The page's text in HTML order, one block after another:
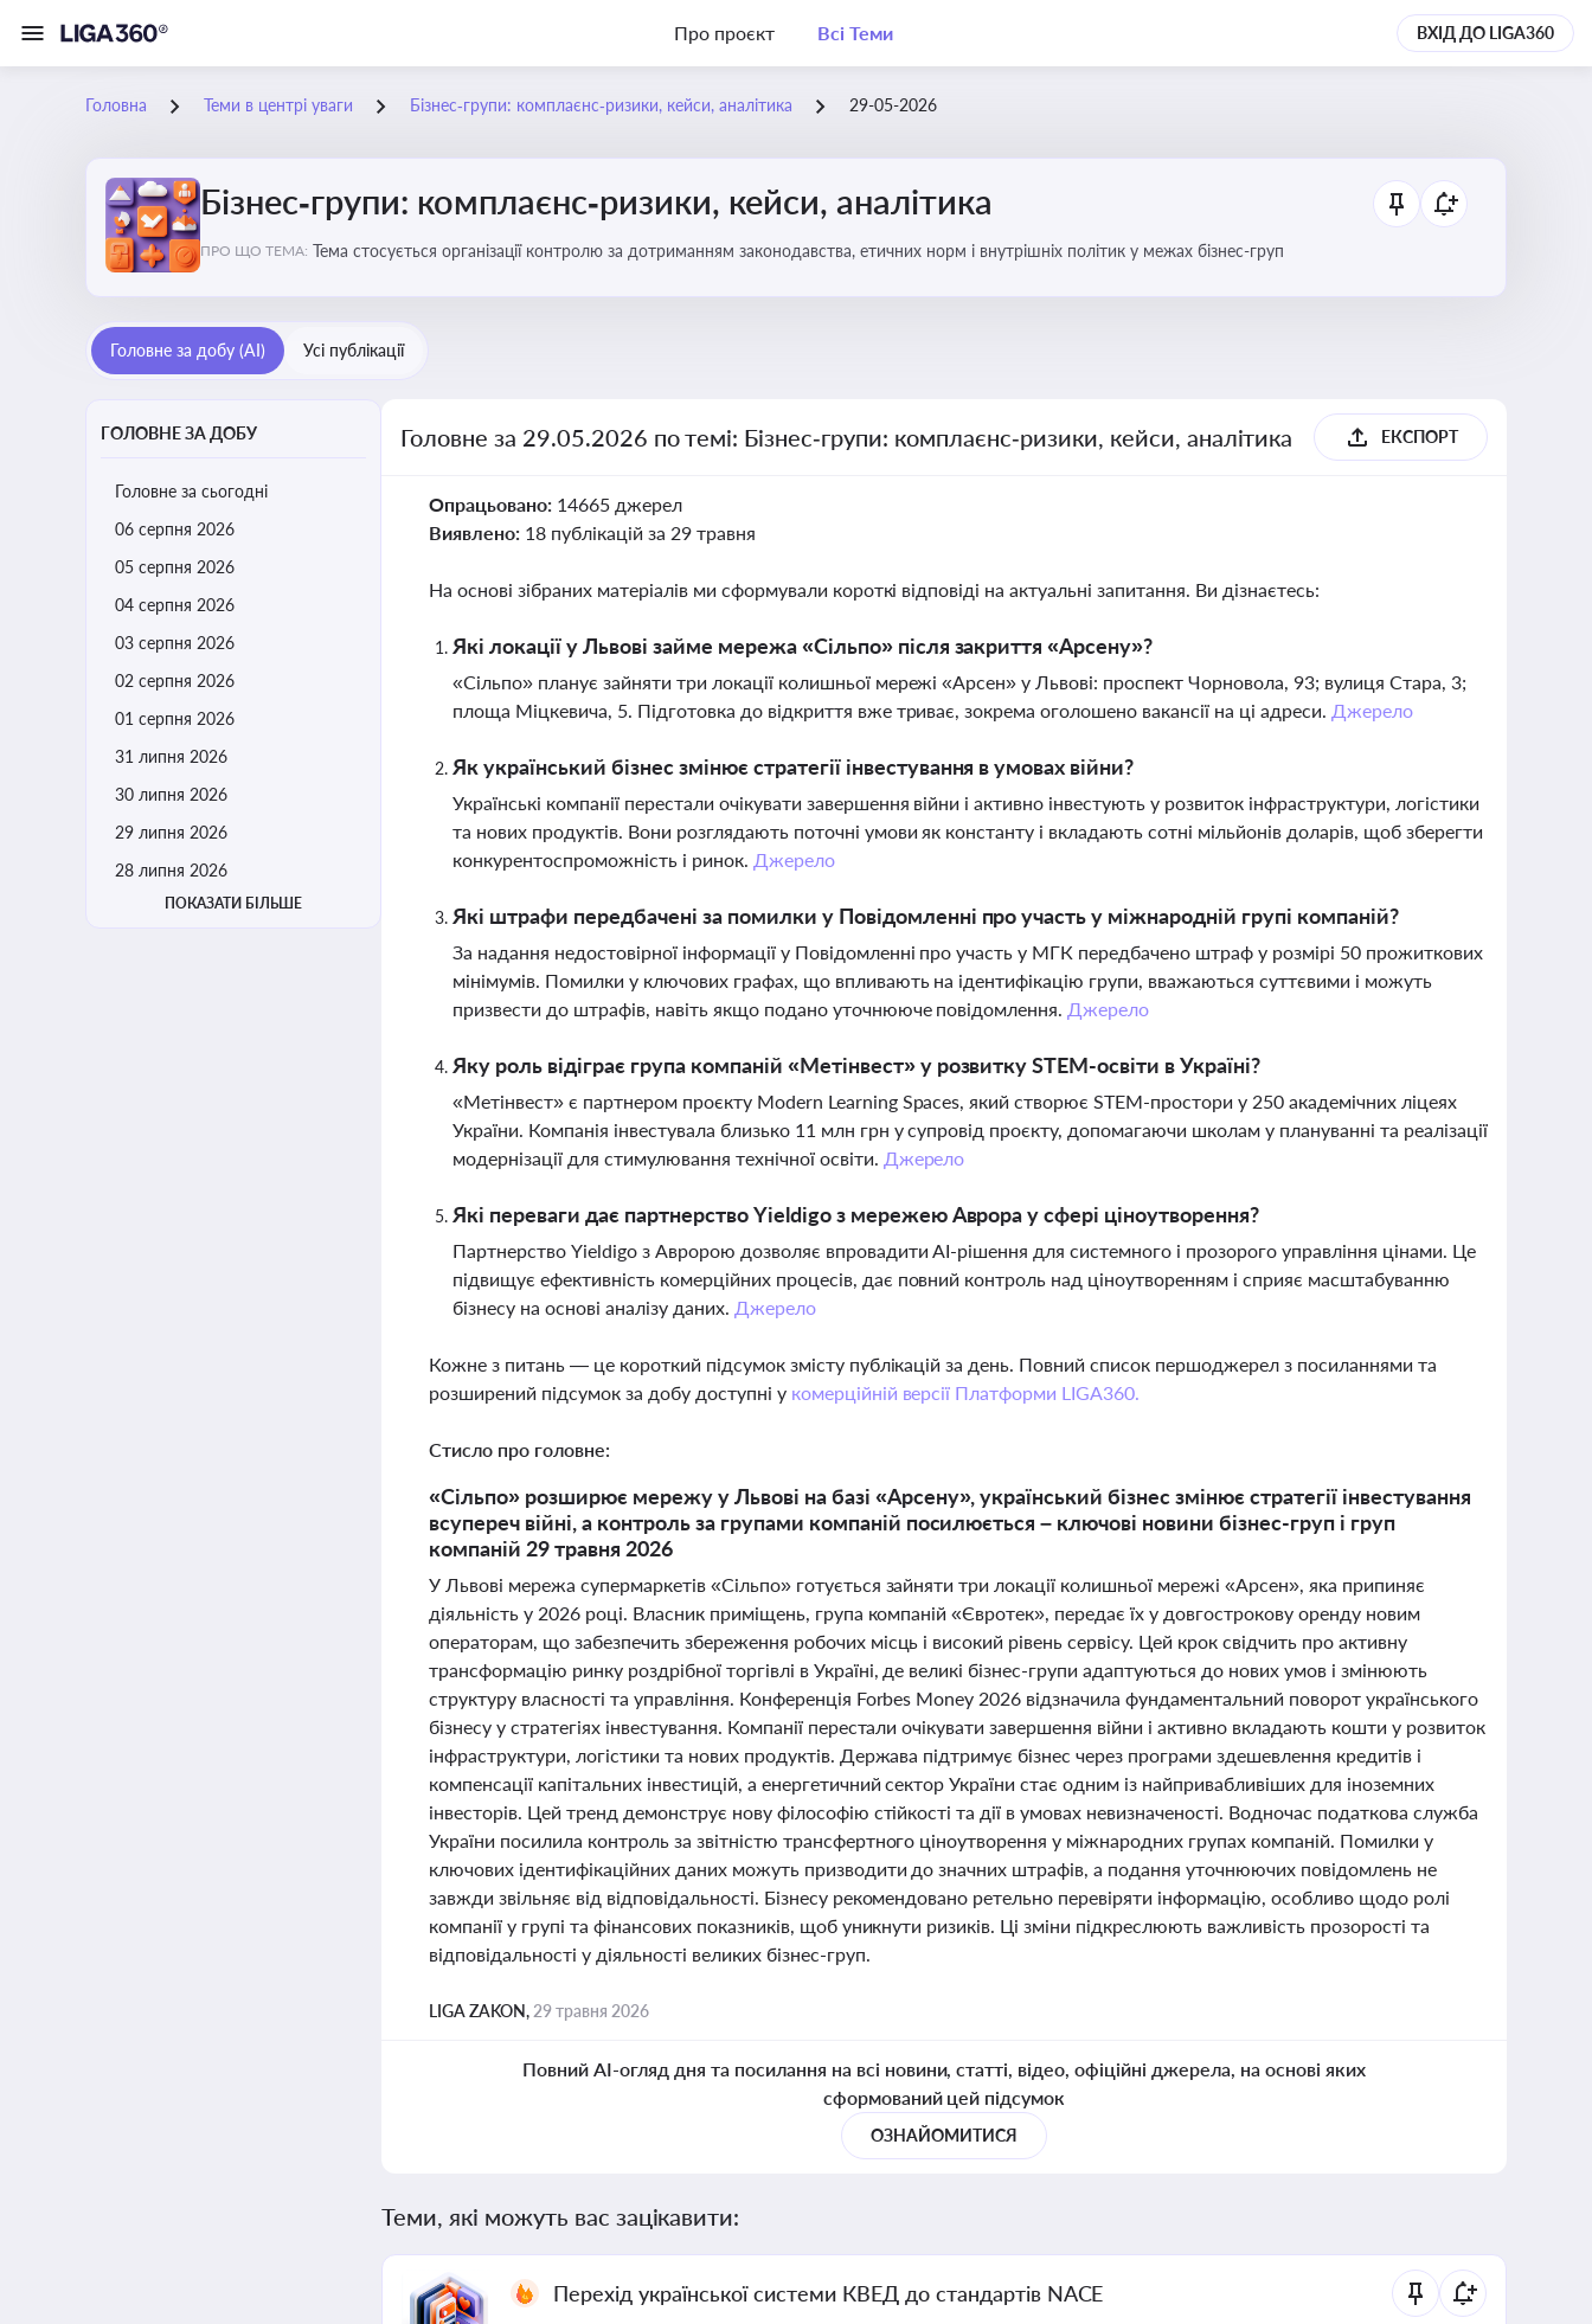
Про проєкт Всі Теми ВХІД ДО LIGA360
Головна Теми в центрі уваги Бізнес‑групи: комплаєнс‑ризики, кейси, аналітика 29-05-2026
Бізнес‑групи: комплаєнс‑ризики, кейси, аналітика
ПРО ЩО ТЕМА: Тема стосується організації контролю за дотриманням законодавства, етичних норм і внутрішніх політик у межах бізнес-груп
Головне за добу (AI) Усі публікації
ГОЛОВНЕ ЗА ДОБУ
Головне за сьогодні
06 серпня 2026
05 серпня 2026
04 серпня 2026
03 серпня 2026
02 серпня 2026
01 серпня 2026
31 липня 2026
30 липня 2026
29 липня 2026
28 липня 2026
ПОКАЗАТИ БІЛЬШЕ
Головне за 29.05.2026 по темі: Бізнес‑групи: комплаєнс‑ризики, кейси, аналітика ЕКСПОРТ
Опрацьовано: 14665 джерел
Виявлено: 18 публікацій за 29 травня
На основі зібраних матеріалів ми сформували короткі відповіді на актуальні запитання. Ви дізнаєтесь:
Які локації у Львові займе мережа «Сільпо» після закриття «Арсену»?
«Сільпо» планує зайняти три локації колишньої мережі «Арсен» у Львові: проспект Чорновола, 93; вулиця Стара, 3;
площа Міцкевича, 5. Підготовка до відкриття вже триває, зокрема оголошено вакансії на ці адреси. Джерело
Як український бізнес змінює стратегії інвестування в умовах війни?
Українські компанії перестали очікувати завершення війни і активно інвестують у розвиток інфраструктури, логістики
та нових продуктів. Вони розглядають поточні умови як константу і вкладають сотні мільйонів доларів, щоб зберегти
конкурентоспроможність і ринок. Джерело
Які штрафи передбачені за помилки у Повідомленні про участь у міжнародній групі компаній?
За надання недостовірної інформації у Повідомленні про участь у МГК передбачено штраф у розмірі 50 прожиткових
мінімумів. Помилки у ключових графах, що впливають на ідентифікацію групи, вважаються суттєвими і можуть
призвести до штрафів, навіть якщо подано уточнююче повідомлення. Джерело
Яку роль відіграє група компаній «Метінвест» у розвитку STEM-освіти в Україні?
«Метінвест» є партнером проєкту Modern Learning Spaces, який створює STEM-простори у 250 академічних ліцеях
України. Компанія інвестувала близько 11 млн грн у супровід проєкту, допомагаючи школам у плануванні та реалізації
модернізації для стимулювання технічної освіти. Джерело
Які переваги дає партнерство Yieldigo з мережею Аврора у сфері ціноутворення?
Партнерство Yieldigo з Авророю дозволяє впровадити AI-рішення для системного і прозорого управління цінами. Це
підвищує ефективність комерційних процесів, дає повний контроль над ціноутворенням і сприяє масштабуванню
бізнесу на основі аналізу даних. Джерело
Кожне з питань — це короткий підсумок змісту публікацій за день. Повний список першоджерел з посиланнями та
розширений підсумок за добу доступні у комерційній версії Платформи LIGA360.
Стисло про головне:
«Сільпо» розширює мережу у Львові на базі «Арсену», український бізнес змінює стратегії інвестування
всупереч війні, а контроль за групами компаній посилюється – ключові новини бізнес-груп і груп
компаній 29 травня 2026
У Львові мережа супермаркетів «Сільпо» готується зайняти три локації колишньої мережі «Арсен», яка припиняє
діяльність у 2026 році. Власник приміщень, група компаній «Євротек», передає їх у довгострокову оренду новим
операторам, що забезпечить збереження робочих місць і високий рівень сервісу. Цей крок свідчить про активну
трансформацію ринку роздрібної торгівлі в Україні, де великі бізнес-групи адаптуються до нових умов і змінюють
структуру власності та управління. Конференція Forbes Money 2026 відзначила фундаментальний поворот українського
бізнесу у стратегіях інвестування. Компанії перестали очікувати завершення війни і активно вкладають кошти у розвиток
інфраструктури, логістики та нових продуктів. Держава підтримує бізнес через програми здешевлення кредитів і
компенсації капітальних інвестицій, а енергетичний сектор України стає одним із найпривабливіших для іноземних
інвесторів. Цей тренд демонструє нову філософію стійкості та дії в умовах невизначеності. Водночас податкова служба
України посилила контроль за звітністю трансфертного ціноутворення у міжнародних групах компаній. Помилки у
ключових ідентифікаційних даних можуть призводити до значних штрафів, а подання уточнюючих повідомлень не
завжди звільняє від відповідальності. Бізнесу рекомендовано ретельно перевіряти інформацію, особливо щодо ролі
компанії у групі та фінансових показників, щоб уникнути ризиків. Ці зміни підкреслюють важливість прозорості та
відповідальності у діяльності великих бізнес-груп.
LIGA ZAKON, 29 травня 2026
Повний AI-огляд дня та посилання на всі новини, статті, відео, офіційні джерела, на основі яких
сформований цей підсумок
ОЗНАЙОМИТИСЯ
Теми, які можуть вас зацікавити:
Перехід української системи КВЕД до стандартів NACE